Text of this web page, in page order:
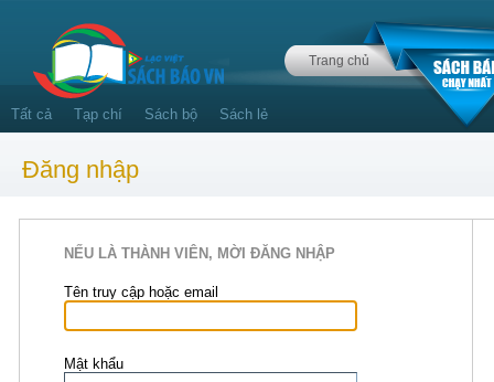
Trang chủ
Tất cả Tạp chí Sách bộ Sách lẻ
Đăng nhập
NẾU LÀ THÀNH VIÊN, MỜI ĐĂNG NHẬP
Tên truy cập hoặc email
Mật khẩu